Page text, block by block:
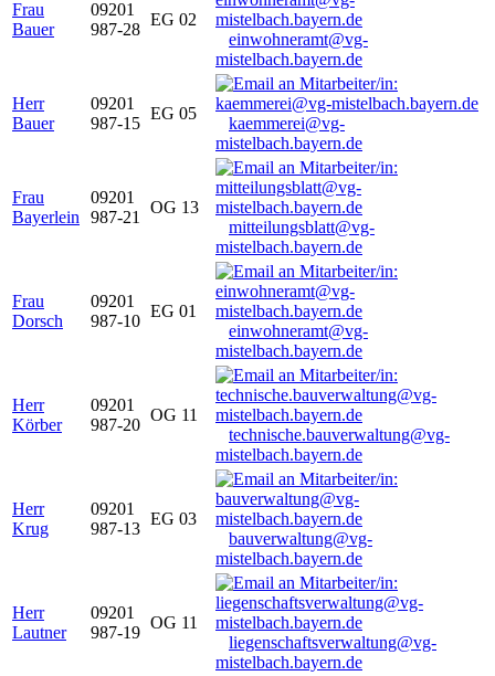
Frau
Bauer
09201
987-28
EG 02
einwohneramt@vg-
mistelbach.bayern.de
Herr
Bauer
09201
987-15
EG 05
kaemmerei@vg-
mistelbach.bayern.de
Frau
Bayerlein
09201
987-21
OG 13
mitteilungsblatt@vg-
mistelbach.bayern.de
Frau
Dorsch
09201
987-10
EG 01
einwohneramt@vg-
mistelbach.bayern.de
Herr
Körber
09201
987-20
OG 11
technische.bauverwaltung@vg-
mistelbach.bayern.de
Herr
Krug
09201
987-13
EG 03
bauverwaltung@vg-
mistelbach.bayern.de
Herr
Lautner
09201
987-19
OG 11
liegenschaftsverwaltung@vg-
mistelbach.bayern.de